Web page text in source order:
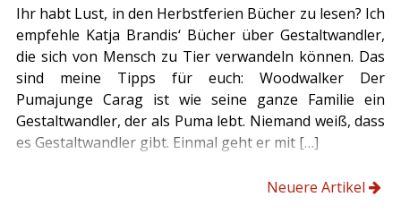
Ihr habt Lust, in den Herbstferien Bücher zu lesen? Ich
empfehle Katja Brandis‘ Bücher über Gestaltwandler,
die sich von Mensch zu Tier verwandeln können. Das
sind meine Tipps für euch: Woodwalker Der
Pumajunge Carag ist wie seine ganze Familie ein
Gestaltwandler, der als Puma lebt. Niemand weiß, dass
es Gestaltwandler gibt. Einmal geht er mit […]
Neuere Artikel